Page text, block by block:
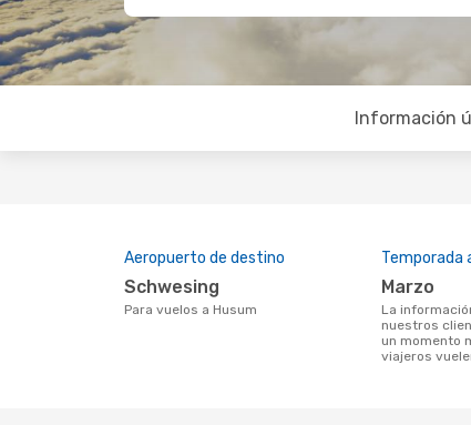
Información
Aeropuerto de destino
Schwesing
Para vuelos a Husum
Temporada
marzo
La información de búsqueda de
nuestros
un momento
viajeros